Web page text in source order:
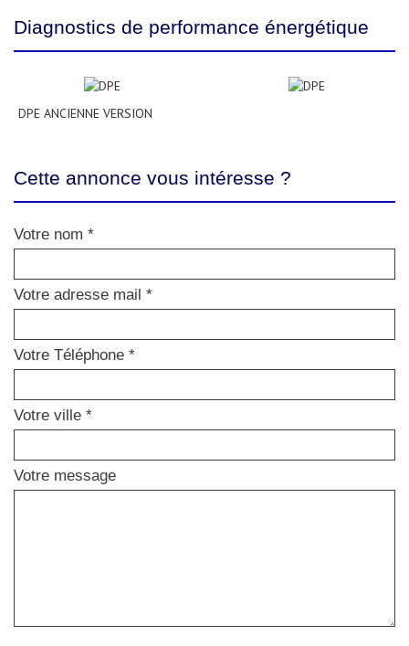
Diagnostics de performance énergétique
DPE ANCIENNE VERSION
Cette annonce vous intéresse ?
Votre nom *
Votre adresse mail *
Votre Téléphone *
Votre ville *
Votre message